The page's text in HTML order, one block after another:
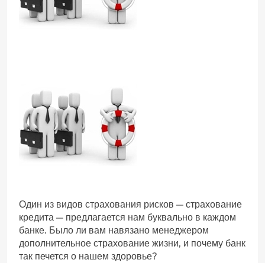
Один из видов страхования рисков — страхование
кредита — предлагается нам буквально в каждом
банке. Было ли вам навязано менеджером
дополнительное страхование жизни, и почему банк
так печется о нашем здоровье?